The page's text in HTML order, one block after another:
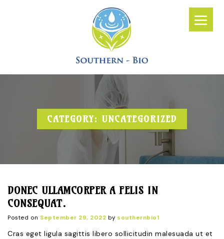
CATEGORY: UNCATEGORIZED
DONEC ULLAMCORPER A FELIS IN
CONSEQUAT.
Posted on September 29, 2022 by southernbio1
Cras eget ligula sagittis libero sollicitudin malesuada ut et